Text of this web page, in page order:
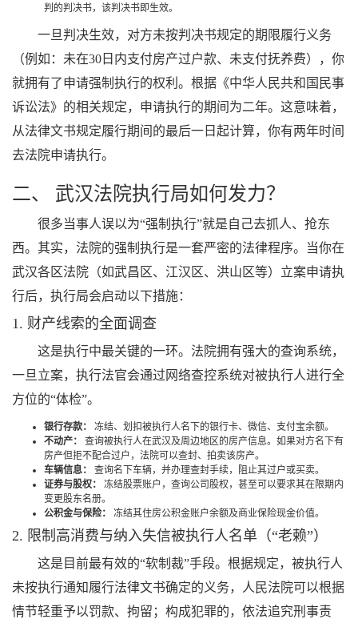
判的判决书，该判决书即生效。
一旦判决生效，对方未按判决书规定的期限履行义务
（例如：未在30日内支付房产过户款、未支付抚养费），你
就拥有了申请强制执行的权利。根据《中华人民共和国民事
诉讼法》的相关规定，申请执行的期间为二年。这意味着，
从法律文书规定履行期间的最后一日起计算，你有两年时间
去法院申请执行。
二、 武汉法院执行局如何发力？
很多当事人误以为“强制执行”就是自己去抓人、抢东
西。其实，法院的强制执行是一套严密的法律程序。当你在
武汉各区法院（如武昌区、江汉区、洪山区等）立案申请执
行后，执行局会启动以下措施：
1. 财产线索的全面调查
这是执行中最关键的一环。法院拥有强大的查询系统，
一旦立案，执行法官会通过网络查控系统对被执行人进行全
方位的“体检”。
银行存款：
冻结、划扣被执行人名下的银行卡、微信、支付宝余额。
不动产：
查询被执行人在武汉及周边地区的房产信息。如果对方名下有
房产但拒不配合过户，法院可以查封、拍卖该房产。
车辆信息：
查询名下车辆，并办理查封手续，阻止其过户或买卖。
证券与股权：
冻结股票账户，查询公司股权，甚至可以要求其在限期内
变更股东名册。
公积金与保险：
冻结其住房公积金账户余额及商业保险现金价值。
2. 限制高消费与纳入失信被执行人名单（“老赖”）
这是目前最有效的“软制裁”手段。根据规定，被执行人
未按执行通知履行法律文书确定的义务，人民法院可以根据
情节轻重予以罚款、拘留；构成犯罪的，依法追究刑事责